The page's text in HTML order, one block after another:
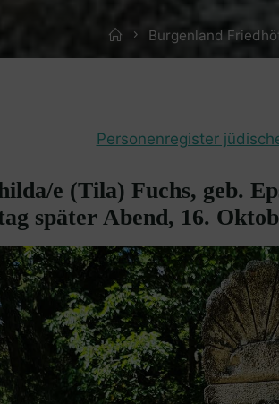
HomeBurgenland
Personenregister
e (Tila) Fuchs, geb.
später Abend, 16.